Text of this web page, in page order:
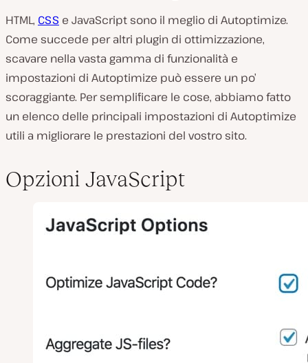
HTML, CSS e JavaScript sono il meglio di Autoptimize.
Come succede per altri plugin di ottimizzazione,
scavare nella vasta gamma di funzionalità e
impostazioni di Autoptimize può essere un po’
scoraggiante. Per semplificare le cose, abbiamo fatto
un elenco delle principali impostazioni di Autoptimize
utili a migliorare le prestazioni del vostro sito.
Opzioni JavaScript